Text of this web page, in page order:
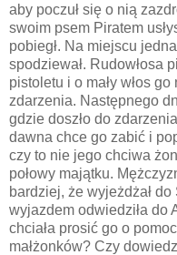
aby poczuł się o nią
swoim psem Piratem
pobiegł. Na miejscu
spodziewał. Rudowłosa
pistoletu i o mały włos
zdarzenia. Następnego
gdzie doszło do
dawna chce go zabić i
czy to nie jego chciwa
połowy majątku.
bardziej, że wyjeżdżał
wyjazdem odwiedziła do
chciała prosić go o
małżonków? Czy